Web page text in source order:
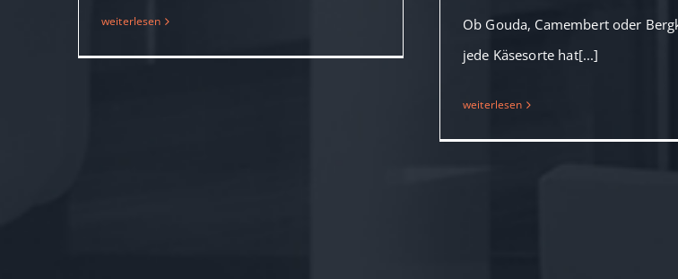
weiterlesen
Ob Gouda, Camembert oder
jede Käsesorte hat[...]
weiterlesen